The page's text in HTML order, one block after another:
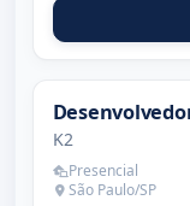
K2
Presencial
São Paulo/SP